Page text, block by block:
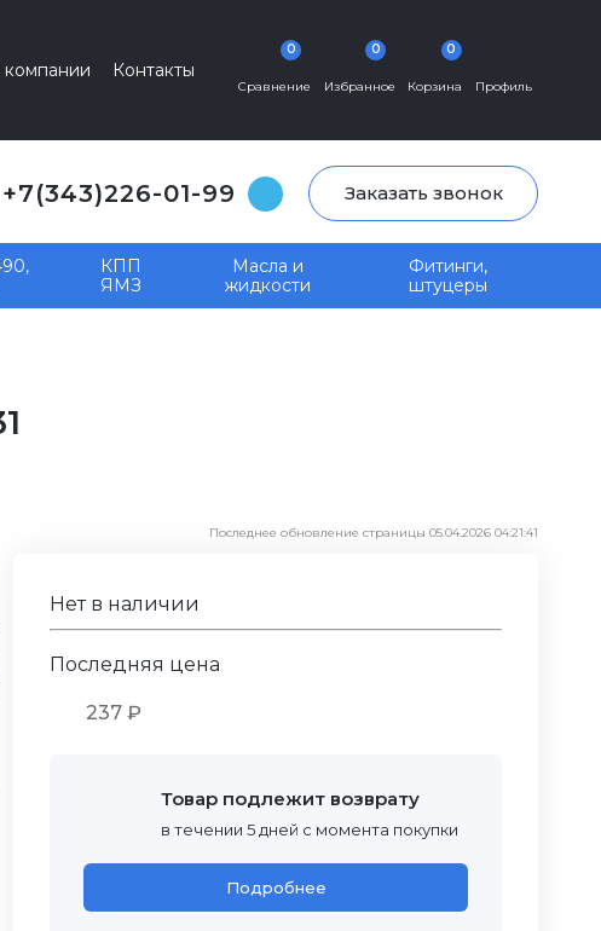
Контакты
Сравнение
0
Избранное
0
Корзина
0
Профиль
+7(343)226-01-99 Заказать звонок
КПП
ЯМЗ
Масла и
жидкости
Фитинги,
штуцеры
Последнее обновление страницы 05.04.2026 04:21:41
Нет в наличии
Последняя цена
237 ₽
Товар подлежит возврату
в течении 5 дней с момента покупки
Подробнее